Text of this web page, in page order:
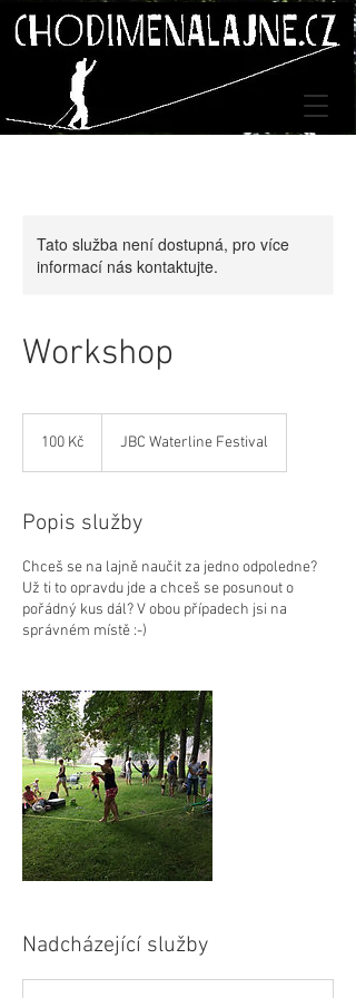
Tato služba není dostupná, pro více
informací nás kontaktujte.
Workshop
korun100 Kč JBC Waterline Festival
Popis služby
Chceš se na lajně naučit za jedno odpoledne?
Už ti to opravdu jde a chceš se posunout o
pořádný kus dál? V obou případech jsi na
správném místě :-)
Nadcházející služby